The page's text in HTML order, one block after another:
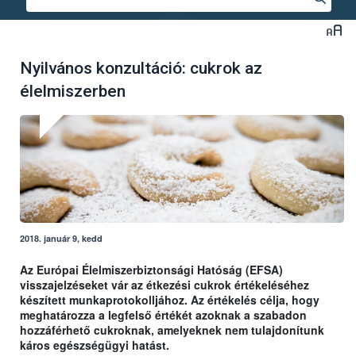
Nyilvános konzultáció: cukrok az
élelmiszerben
2018. január 9, kedd
Az Európai Élelmiszerbiztonsági Hatóság (EFSA)
visszajelzéseket vár az étkezési cukrok értékeléséhez
készített munkaprotokolljához. Az értékelés célja, hogy
meghatározza a legfelső értékét azoknak a szabadon
hozzáférhető cukroknak, amelyeknek nem tulajdonítunk
káros egészségügyi hatást.